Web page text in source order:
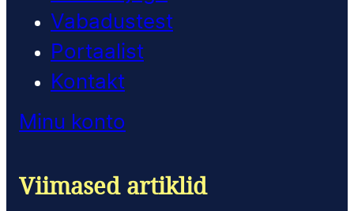
Vabadustest
Portaalist
Kontakt
Minu konto
Viimased artiklid